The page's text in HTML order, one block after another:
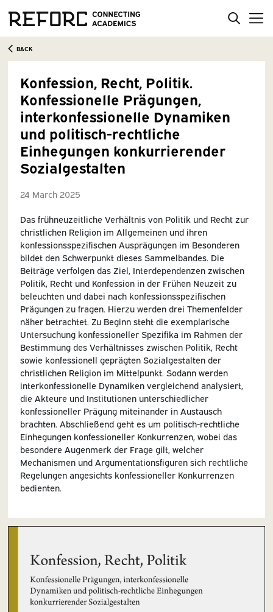
BACK
Konfession, Recht, Politik.
Konfessionelle Prägungen,
interkonfessionelle Dynamiken
und politisch-rechtliche
Einhegungen konkurrierender
Sozialgestalten
24 March 2025
Das frühneuzeitliche Verhältnis von Politik und Recht zur
christlichen Religion im Allgemeinen und ihren
konfessionsspezifischen Ausprägungen im Besonderen
bildet den Schwerpunkt dieses Sammelbandes. Die
Beiträge verfolgen das Ziel, Interdependenzen zwischen
Politik, Recht und Konfession in der Frühen Neuzeit zu
beleuchten und dabei nach konfessionsspezifischen
Prägungen zu fragen. Hierzu werden drei Themenfelder
näher betrachtet. Zu Beginn steht die exemplarische
Untersuchung konfessioneller Spezifika im Rahmen der
Bestimmung des Verhältnisses zwischen Politik, Recht
sowie konfessionell geprägten Sozialgestalten der
christlichen Religion im Mittelpunkt. Sodann werden
interkonfessionelle Dynamiken vergleichend analysiert,
die Akteure und Institutionen unterschiedlicher
konfessioneller Prägung miteinander in Austausch
brachten. Abschließend geht es um politisch-rechtliche
Einhegungen konfessioneller Konkurrenzen, wobei das
besondere Augenmerk der Frage gilt, welcher
Mechanismen und Argumentationsfiguren sich rechtliche
Regelungen angesichts konfessioneller Konkurrenzen
bedienten.